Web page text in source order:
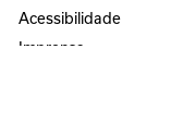
Acessibilidade
Imprensa